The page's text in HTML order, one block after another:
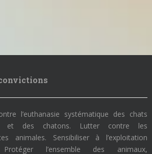
l’euthanasie systématique des chats
et des chatons. Lutter contre les
animales. Sensibiliser à l’exploitation
l’ensemble des animaux,